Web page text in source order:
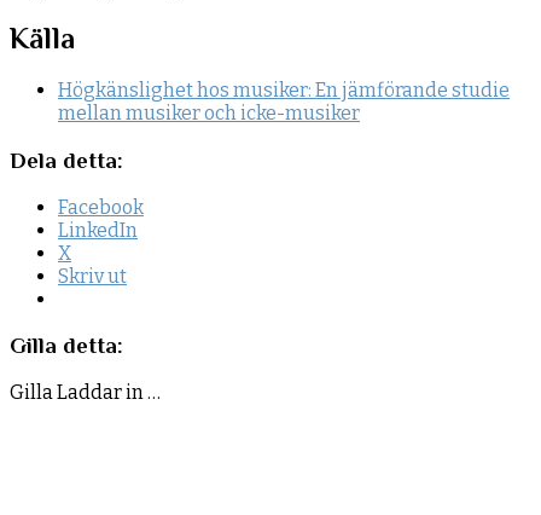
Källa
Högkänslighet hos musiker: En jämförande studie
mellan musiker och icke-musiker
Dela detta:
Facebook
LinkedIn
X
Skriv ut
Gilla detta:
GillaLaddar in …